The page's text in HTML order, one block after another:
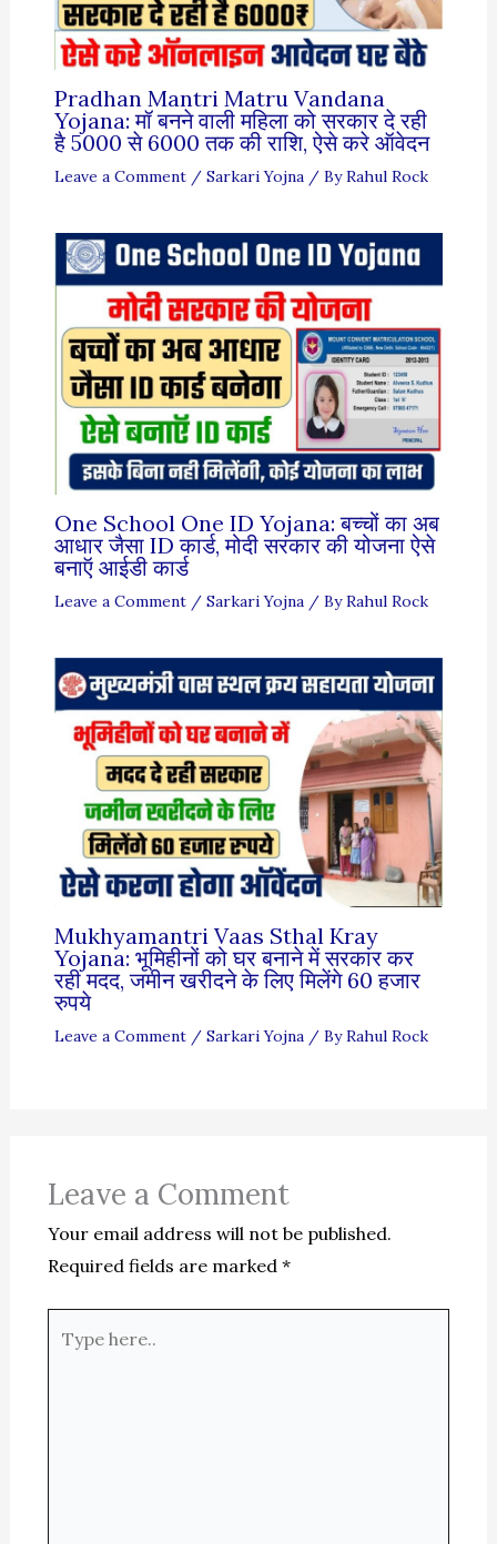
Pradhan Mantri Matru Vandana
Yojana: मॉ बनने वाली महिला को सरकार दे रही
है 5000 से 6000 तक की राशि, ऐसे करे ऑवेदन
Leave a Comment / Sarkari Yojna/ ByRahul Rock
One School One ID Yojana: बच्चों का अब
आधार जैसा ID कार्ड, मोदी सरकार की योजना ऐसे
बनाऍ आईडी कार्ड
Leave a Comment / Sarkari Yojna/ ByRahul Rock
Mukhyamantri Vaas Sthal Kray
Yojana: भूमिहीनों को घर बनाने में सरकार कर
रही मदद, जमीन खरीदने के लिए मिलेंगे 60 हजार
रुपये
Leave a Comment / Sarkari Yojna/ ByRahul Rock
Leave a Comment
Your email address will not be published.
Required fields are marked *
here..